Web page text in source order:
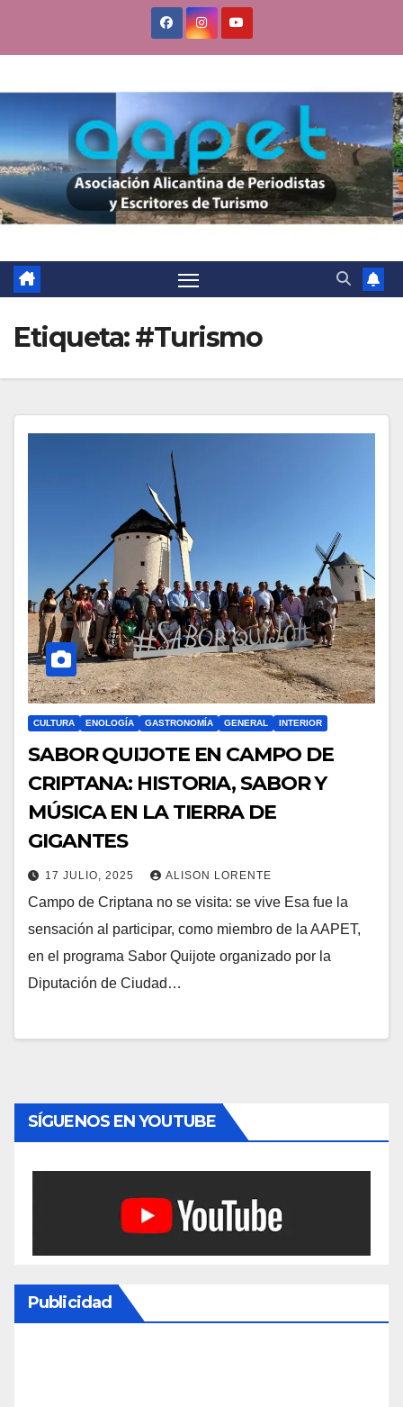
Etiqueta:#Turismo
CULTURA ENOLOGÍA GASTRONOMÍA GENERAL INTERIOR
SABOR QUIJOTE EN CAMPO DE
CRIPTANA: HISTORIA, SABOR Y
MÚSICA EN LA TIERRA DE
GIGANTES
17 JULIO, 2025 ALISON LORENTE
Campo de Criptana no se visita: se vive Esa fue la
sensación al participar, como miembro de la AAPET,
en el programa Sabor Quijote organizado por la
Diputación de Ciudad…
SÍGUENOS EN YOUTUBE
Publicidad